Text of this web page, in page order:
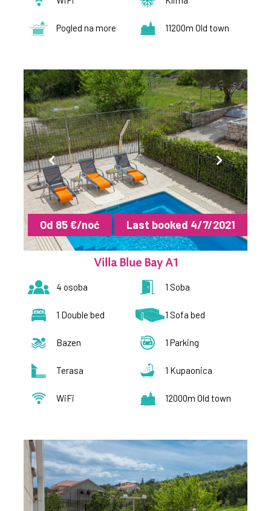
Pogled na more 11200m Old town
Od 85 €/noć Last booked 4/7/2021
Villa Blue Bay A1
4 osoba 1 Soba
1 Double bed 1 Sofa bed
Bazen 1 Parking
Terasa 1 Kupaonica
WiFi 12000m Old town